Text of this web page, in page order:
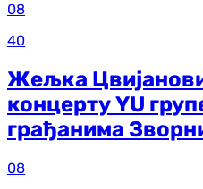
08
40
Жељка
концерту YU
грађанима
08